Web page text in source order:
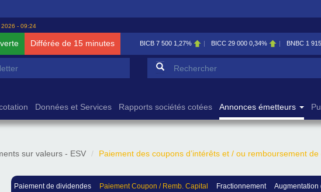
- 09:24
Différée de 15 minutes BICB 7 500 1,27% BICC 29 000 0,34% BNBC 1 915
Formulaire de
Données et Services Rapports sociétés cotées Annonces émetteurs
sur valeurs - ESV Paiement des coupons d’intérêts et / ou remboursement de
Paiement de dividendes Paiement Coupon / Remb. Capital Fractionnement Augmentation